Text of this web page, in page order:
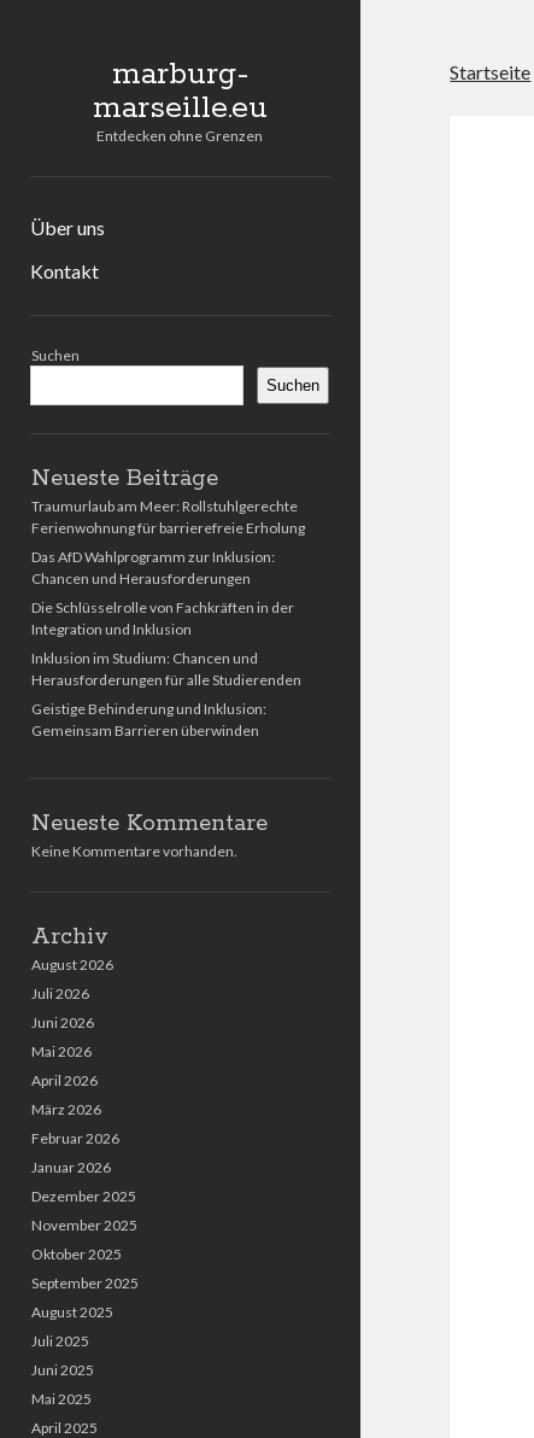
marburg-
marseille.eu
Entdecken ohne Grenzen
Über uns
Kontakt
Suchen
Suchen
Neueste Beiträge
Traumurlaub am Meer: Rollstuhlgerechte
Ferienwohnung für barrierefreie Erholung
Das AfD Wahlprogramm zur Inklusion:
Chancen und Herausforderungen
Die Schlüsselrolle von Fachkräften in der
Integration und Inklusion
Inklusion im Studium: Chancen und
Herausforderungen für alle Studierenden
Geistige Behinderung und Inklusion:
Gemeinsam Barrieren überwinden
Neueste Kommentare
Keine Kommentare vorhanden.
Archiv
August 2026
Juli 2026
Juni 2026
Mai 2026
April 2026
März 2026
Februar 2026
Januar 2026
Dezember 2025
November 2025
Oktober 2025
September 2025
August 2025
Juli 2025
Juni 2025
Mai 2025
April 2025
Startseite